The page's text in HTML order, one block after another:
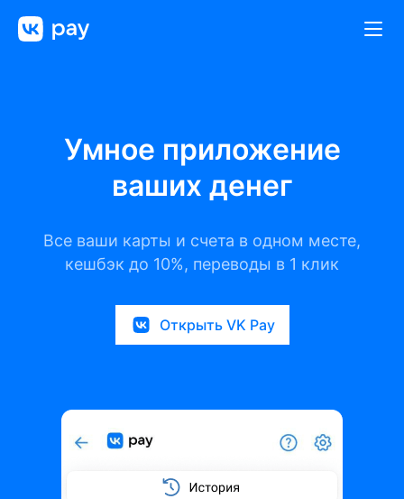
Умное приложение
ваших денег
Все ваши карты и счета в одном месте,
кешбэк до 10%, переводы в 1 клик
Открыть VK Pay